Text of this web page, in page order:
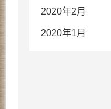
2020年2月
2020年1月